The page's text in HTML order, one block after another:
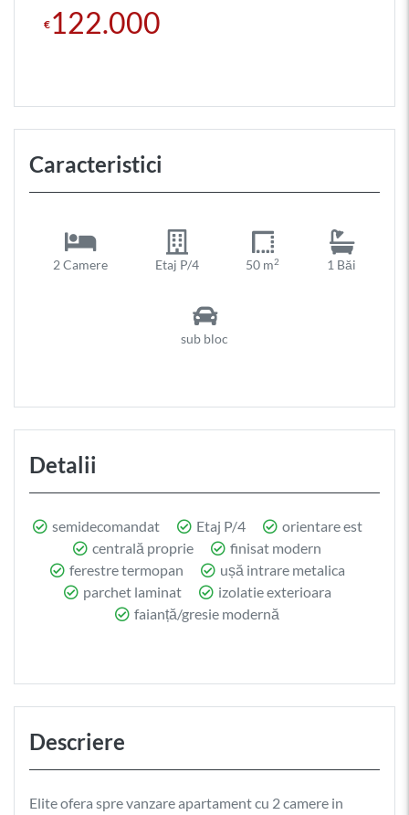
€ 122.000
Caracteristici
2 Camere Etaj P/4 50 m2 1 Băi
sub bloc
Detalii
semidecomandat Etaj P/4
orientare est
centrală proprie
finisat modern
ferestre termopan
ușă intrare metalica
parchet laminat
izolatie exterioara
faianță/gresie modernă
Descriere
Elite ofera spre vanzare apartament cu 2 camere in